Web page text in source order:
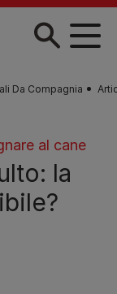
Da Compagnia
al cane
la